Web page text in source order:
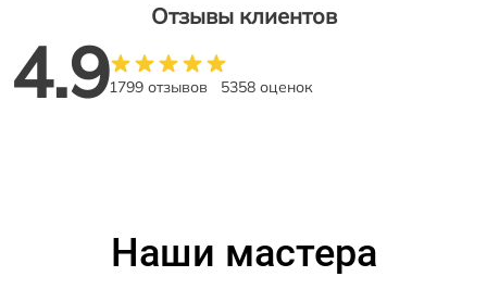
Отзывы клиентов
4.91799 отзывов 5358 оценок
Наши мастера